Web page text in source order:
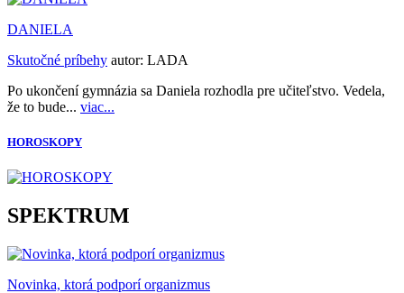
DANIELA
Skutočné príbehy autor: LADA
Po ukončení gymnázia sa Daniela rozhodla pre učiteľstvo. Vedela,
že to bude... viac...
HOROSKOPY
SPEKTRUM
Novinka, ktorá podporí organizmus